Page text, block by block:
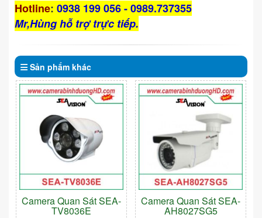
Hotline: 0938 199 056 - 0989.737355
Mr,Hùng hỗ trợ trực tiếp.
Sản phẩm khác
Camera Quan Sát SEA-
TV8036E
Camera Quan Sát SEA-
AH8027SG5